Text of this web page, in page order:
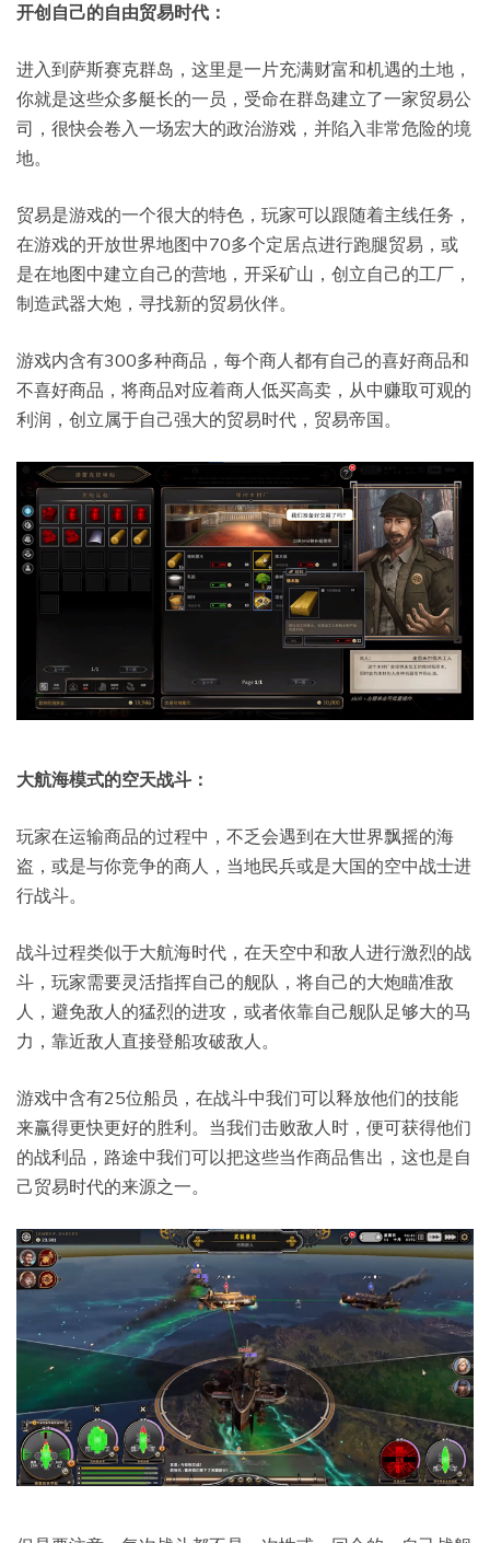
开创自己的自由贸易时代：
进入到萨斯赛克群岛，这里是一片充满财富和机遇的土地，
你就是这些众多艇长的一员，受命在群岛建立了一家贸易公
司，很快会卷入一场宏大的政治游戏，并陷入非常危险的境
地。
贸易是游戏的一个很大的特色，玩家可以跟随着主线任务，
在游戏的开放世界地图中70多个定居点进行跑腿贸易，或
是在地图中建立自己的营地，开采矿山，创立自己的工厂，
制造武器大炮，寻找新的贸易伙伴。
游戏内含有300多种商品，每个商人都有自己的喜好商品和
不喜好商品，将商品对应着商人低买高卖，从中赚取可观的
利润，创立属于自己强大的贸易时代，贸易帝国。
大航海模式的空天战斗：
玩家在运输商品的过程中，不乏会遇到在大世界飘摇的海
盗，或是与你竞争的商人，当地民兵或是大国的空中战士进
行战斗。
战斗过程类似于大航海时代，在天空中和敌人进行激烈的战
斗，玩家需要灵活指挥自己的舰队，将自己的大炮瞄准敌
人，避免敌人的猛烈的进攻，或者依靠自己舰队足够大的马
力，靠近敌人直接登船攻破敌人。
游戏中含有25位船员，在战斗中我们可以释放他们的技能
来赢得更快更好的胜利。当我们击败敌人时，便可获得他们
的战利品，路途中我们可以把这些当作商品售出，这也是自
己贸易时代的来源之一。